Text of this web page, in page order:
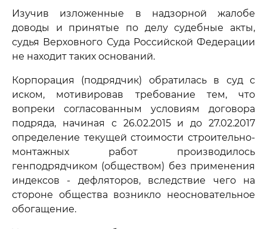
Изучив изложенные в надзорной жалобе
доводы и принятые по делу судебные акты,
судья Верховного Суда Российской Федерации
не находит таких оснований.
Корпорация (подрядчик) обратилась в суд с
иском, мотивировав требование тем, что
вопреки согласованным условиям договора
подряда, начиная с 26.02.2015 и до 27.02.2017
определение текущей стоимости строительно-
монтажных работ производилось
генподрядчиком (обществом) без применения
индексов - дефляторов, вследствие чего на
стороне общества возникло неосновательное
обогащение.